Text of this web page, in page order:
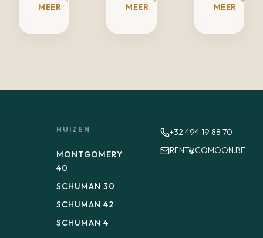
MEER
MEER
MEER
HUIZEN
MONTGOMERY
40
SCHUMAN 30
SCHUMAN 42
SCHUMAN 4
+32 494 19 88 70
RENT@COMOON.BE